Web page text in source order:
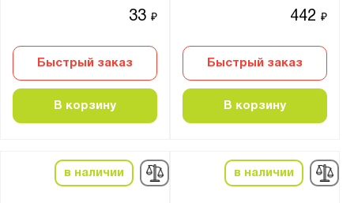
33₽
Быстрый заказ
В корзину
442₽
Быстрый заказ
В корзину
в наличии в наличии